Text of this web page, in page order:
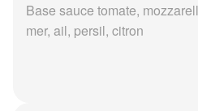
Base sauce tomate,
mer, ail, persil, citron